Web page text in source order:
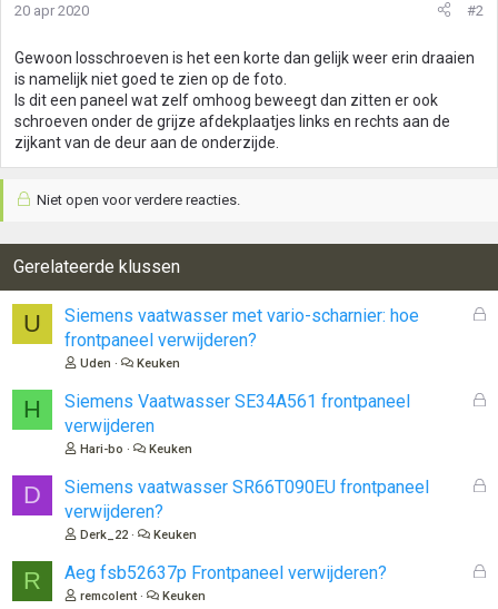
20 apr 2020 #2
Gewoon losschroeven is het een korte dan gelijk weer erin draaien
is namelijk niet goed te zien op de foto.
Is dit een paneel wat zelf omhoog beweegt dan zitten er ook
schroeven onder de grijze afdekplaatjes links en rechts aan de
zijkant van de deur aan de onderzijde.
Niet open voor verdere reacties.
Gerelateerde klussen
U
G
o
Siemens vaatwasser met vario-scharnier: hoe
frontpaneel verwijderen?
Uden Keuken
H
G
o
Siemens Vaatwasser SE34A561 frontpaneel
verwijderen
Hari-bo Keuken
D
G
o
Siemens vaatwasser SR66T090EU frontpaneel
verwijderen?
Derk_22 Keuken
R
G
Aeg fsb52637p Frontpaneel verwijderen?
remcolent Keuken